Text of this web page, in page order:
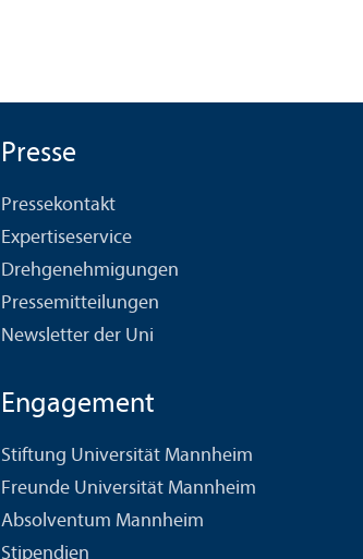
Presse
Pressekontakt
Expertiseservice
Drehgenehmigungen
Pressemitteilungen
Newsletter der Uni
Engagement
Stiftung Universität Mannheim
Freunde Universität Mannheim
Absolventum Mannheim
Stipendien